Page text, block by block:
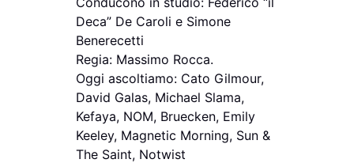
Deca” De Caroli e Simone
Benerecetti
Regia: Massimo Rocca.
Oggi ascoltiamo: Cato Gilmour,
David Galas, Michael Slama,
Kefaya, NOM, Bruecken, Emily
Keeley, Magnetic Morning, Sun &
The Saint, Notwist